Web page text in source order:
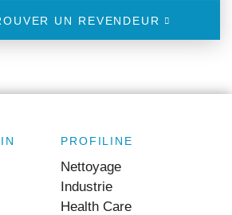
UN REVENDEUR
PROFILINE
Nettoyage
Industrie
Health Care